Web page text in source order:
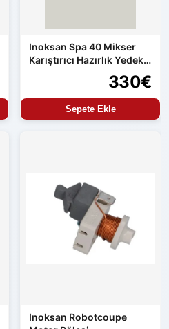
Inoksan Spa 40 Mikser
Karıştırıcı Hazırlık Yedek
330€
Sepete Ekle
Inoksan Robotcoupe